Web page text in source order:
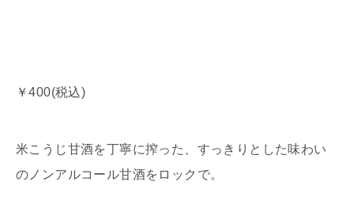
￥400(税込)
米こうじ甘酒を丁寧に搾った、すっきりとした味わい
のノンアルコール甘酒をロックで。